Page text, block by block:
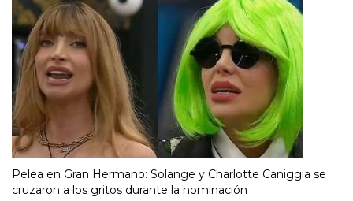
Pelea en Gran Hermano: Solange y Charlotte Caniggia se
cruzaron a los gritos durante la nominación